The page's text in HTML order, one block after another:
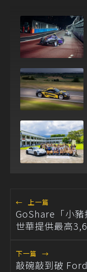
← 上一篇
GoShare「小
世華提供最高
下一篇 →
敲碗敲到破